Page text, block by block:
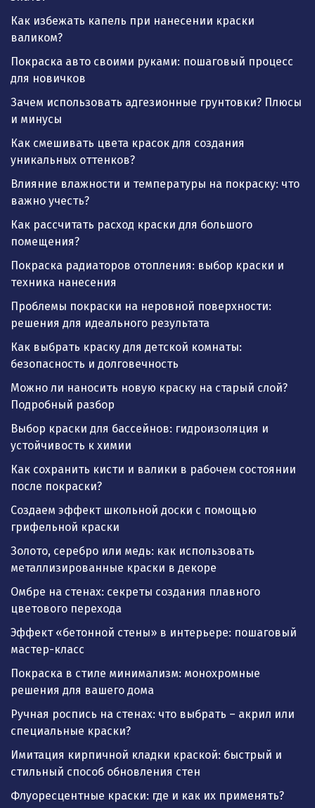
Как избежать капель при нанесении краски
валиком?
Покраска авто своими руками: пошаговый процесс
для новичков
Зачем использовать адгезионные грунтовки? Плюсы
и минусы
Как смешивать цвета красок для создания
уникальных оттенков?
Влияние влажности и температуры на покраску: что
важно учесть?
Как рассчитать расход краски для большого
помещения?
Покраска радиаторов отопления: выбор краски и
техника нанесения
Проблемы покраски на неровной поверхности:
решения для идеального результата
Как выбрать краску для детской комнаты:
безопасность и долговечность
Можно ли наносить новую краску на старый слой?
Подробный разбор
Выбор краски для бассейнов: гидроизоляция и
устойчивость к химии
Как сохранить кисти и валики в рабочем состоянии
после покраски?
Создаем эффект школьной доски с помощью
грифельной краски
Золото, серебро или медь: как использовать
металлизированные краски в декоре
Омбре на стенах: секреты создания плавного
цветового перехода
Эффект «бетонной стены» в интерьере: пошаговый
мастер-класс
Покраска в стиле минимализм: монохромные
решения для вашего дома
Ручная роспись на стенах: что выбрать – акрил или
специальные краски?
Имитация кирпичной кладки краской: быстрый и
стильный способ обновления стен
Флуоресцентные краски: где и как их применять?